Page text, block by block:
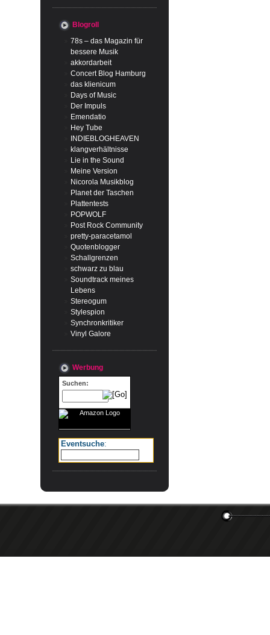
Blogroll
78s – das Magazin für
bessere Musik
akkordarbeit
Concert Blog Hamburg
das klienicum
Days of Music
Der Impuls
Emendatio
Hey Tube
INDIEBLOGHEAVEN
klangverhältnisse
Lie in the Sound
Meine Version
Nicorola Musikblog
Planet der Taschen
Plattentests
POPWOLF
Post Rock Community
pretty-paracetamol
Quotenblogger
Schallgrenzen
schwarz zu blau
Soundtrack meines
Lebens
Stereogum
Stylespion
Synchronkritiker
Vinyl Galore
Werbung
Suchen:
Eventsuche: